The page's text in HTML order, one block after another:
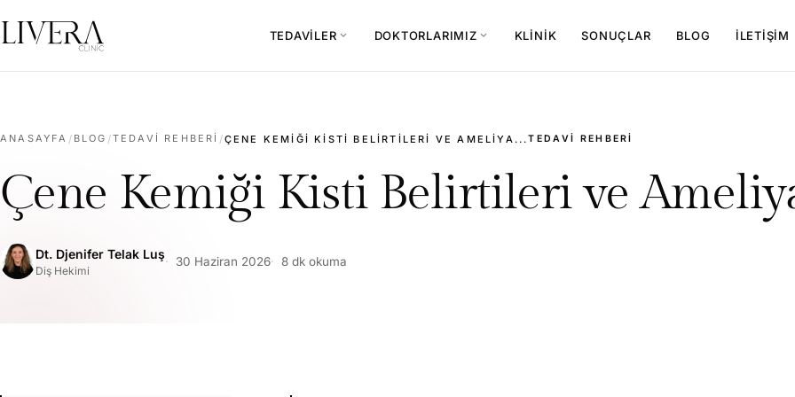
TEDAVILER expand_more DOKTORLARIMIZ expand_more KLINIK SONUÇLAR BLOG İLETIŞIM
ANASAYFA / BLOG /TEDAVI REHBERI /ÇENE KEMIĞI KISTI BELIRTILERI VE AMELIYA...TEDAVI REHBERI
Çene Kemiği Kisti Belirtileri ve
Dt. Djenifer Telak Luş
Diş Hekimi
30 Haziran 2026 8 dk okuma